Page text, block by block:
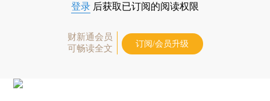
登录 后获取已订阅的阅读权限
财新通会员
可畅读全文
订阅/会员升级